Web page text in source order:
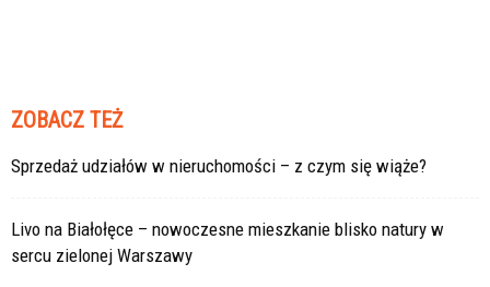
ZOBACZ TEŻ
Sprzedaż udziałów w nieruchomości – z czym się wiąże?
Livo na Białołęce – nowoczesne mieszkanie blisko natury w
sercu zielonej Warszawy